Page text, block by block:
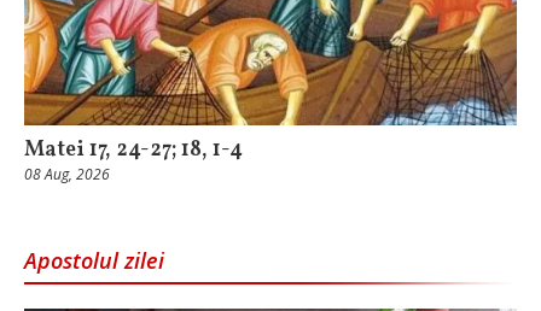
Matei 17, 24-27; 18, 1-4
08 Aug, 2026
Apostolul zilei